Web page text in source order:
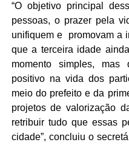
“O objetivo principal
pessoas, o prazer pela
unifiquem e promovam a
que a terceira idade
momento simples,
positivo na vida dos
meio do prefeito e da
projetos de valorização
retribuir tudo que essas
cidade”, concluiu o